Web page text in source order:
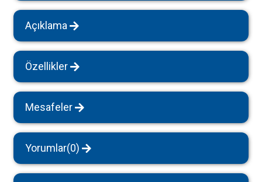
Açıklama
Özellikler
Mesafeler
Yorumlar(0)